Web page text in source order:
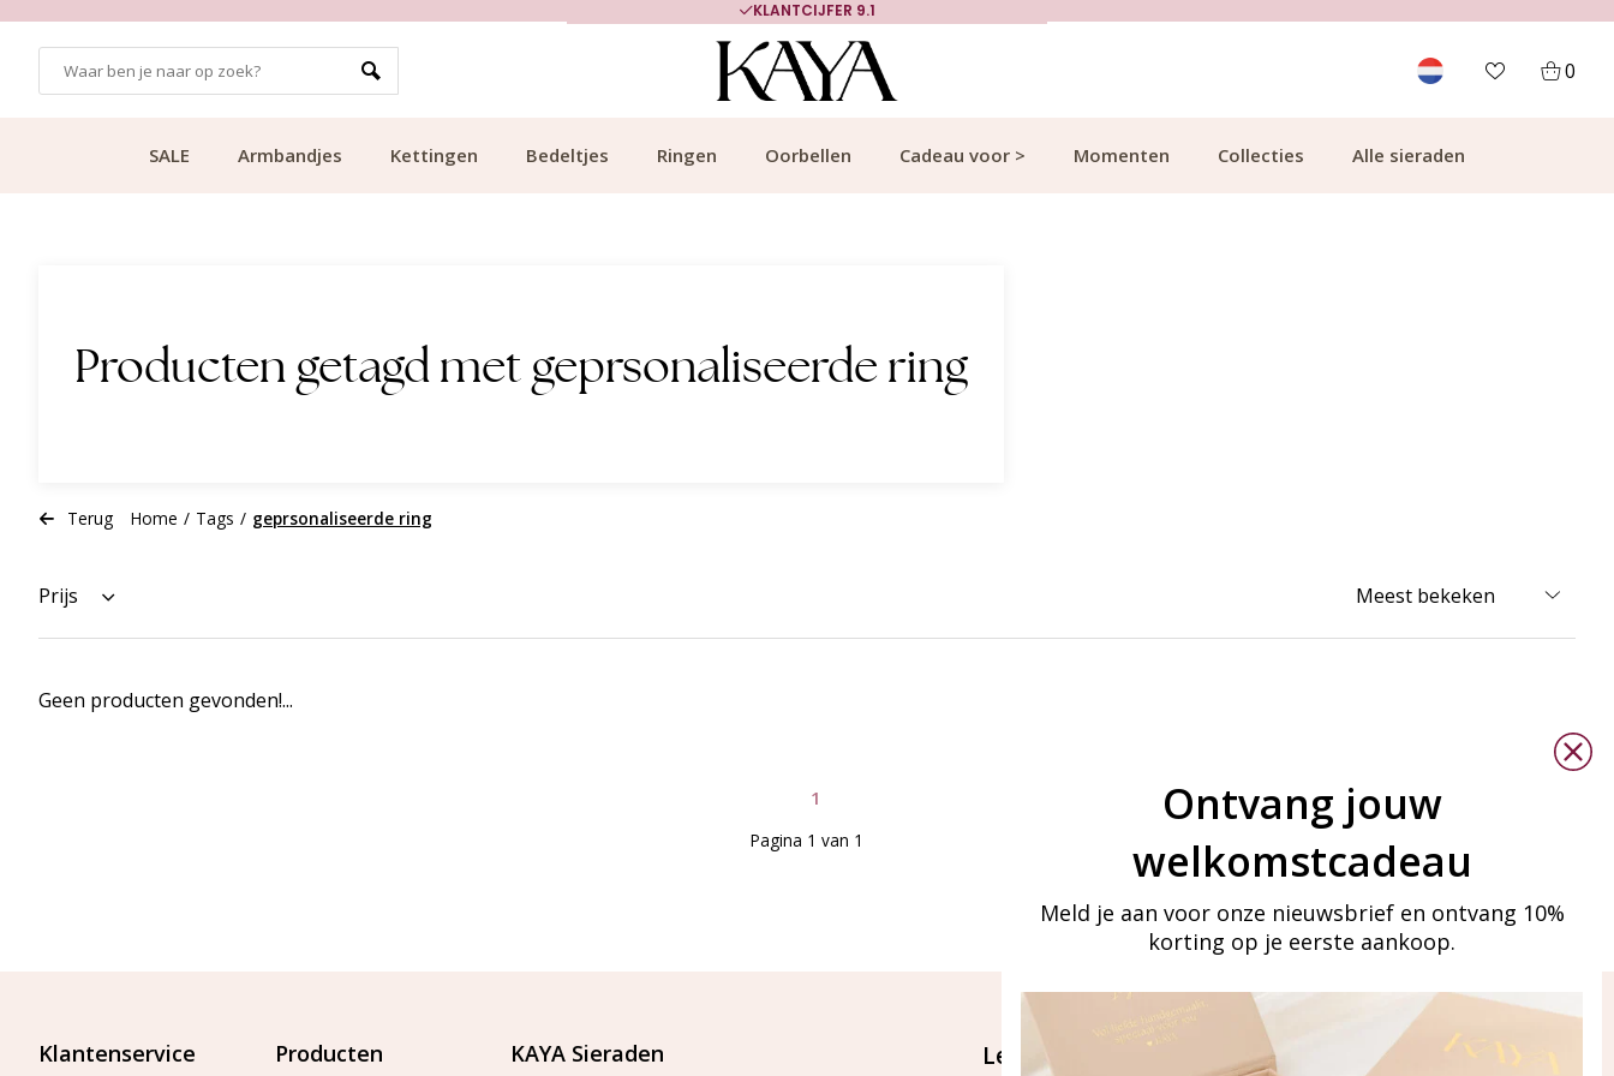
KLANTCIJFER 9.1
0
SALE Armbandjes Kettingen Bedeltjes Ringen Oorbellen Cadeau voor > Momenten Collecties Alle sieraden
Producten getagd met geprsonaliseerde ring
Terug Home / Tags / geprsonaliseerde ring
Prijs
Geen producten gevonden!...
1
Pagina 1 van 1
Klantenservice Producten KAYA Sieraden Let's stay in touch
Ontvang jouw
welkomstcadeau
Meld je aan voor onze nieuwsbrief en ontvang 10%
korting op je eerste aankoop.